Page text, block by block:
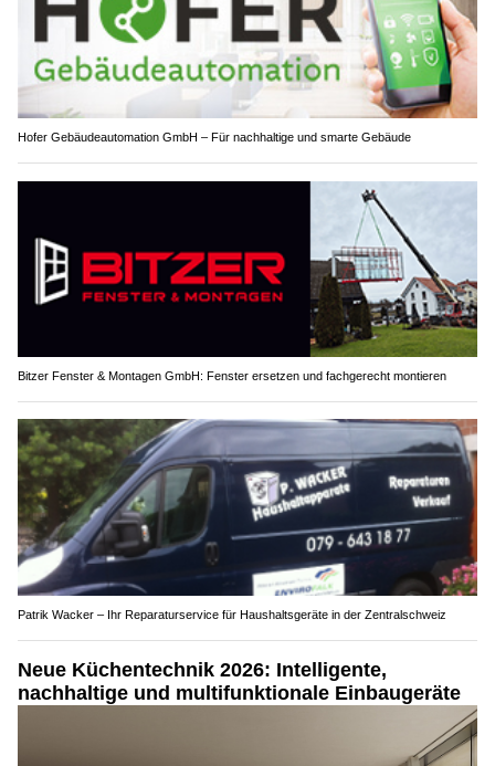
Hofer Gebäudeautomation GmbH – Für nachhaltige und smarte Gebäude
Bitzer Fenster & Montagen GmbH: Fenster ersetzen und fachgerecht montieren
Patrik Wacker – Ihr Reparaturservice für Haushaltsgeräte in der Zentralschweiz
Neue Küchentechnik 2026: Intelligente,
nachhaltige und multifunktionale Einbaugeräte